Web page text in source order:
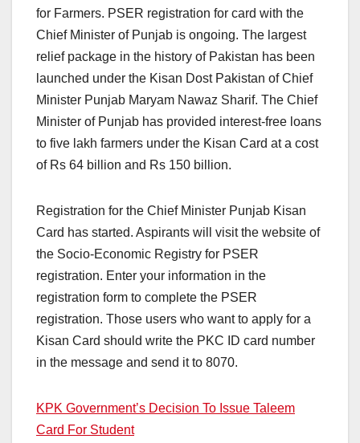
for Farmers. PSER registration for card with the
Chief Minister of Punjab is ongoing. The largest
relief package in the history of Pakistan has been
launched under the Kisan Dost Pakistan of Chief
Minister Punjab Maryam Nawaz Sharif. The Chief
Minister of Punjab has provided interest-free loans
to five lakh farmers under the Kisan Card at a cost
of Rs 64 billion and Rs 150 billion.
Registration for the Chief Minister Punjab Kisan
Card has started. Aspirants will visit the website of
the Socio-Economic Registry for PSER
registration. Enter your information in the
registration form to complete the PSER
registration. Those users who want to apply for a
Kisan Card should write the PKC ID card number
in the message and send it to 8070.
KPK Government’s Decision To Issue Taleem
Card For Student